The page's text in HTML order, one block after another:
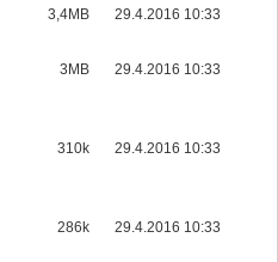
3,4MB 29.4.2016 10:33
3MB 29.4.2016 10:33
310k 29.4.2016 10:33
286k 29.4.2016 10:33